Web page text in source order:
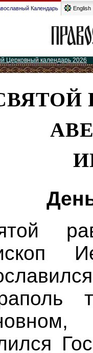
Календарь English
Церковный календарь 2026